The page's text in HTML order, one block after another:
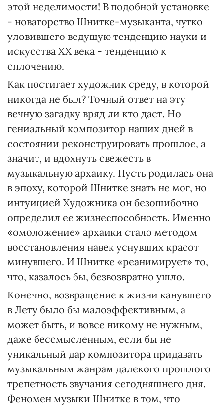
этой неделимости! В подобной установке
- новаторство Шнитке-музыканта, чутко
уловившего ведущую тенденцию науки и
искусства XX века - тенденцию к
сплочению.
Как постигает художник среду, в которой
никогда не был? Точный ответ на эту
вечную загадку вряд ли кто даст. Но
гениальный композитор наших дней в
состоянии реконструировать прошлое, а
значит, и вдохнуть свежесть в
музыкальную архаику. Пусть родилась она
в эпоху, которой Шнитке знать не мог, но
интуицией Художника он безошибочно
определил ее жизнеспособность. Именно
«омоложение» архаики стало методом
восстановления навек уснувших красот
минувшего. И Шнитке «реанимирует» то,
что, казалось бы, безвозвратно ушло.
Конечно, возвращение к жизни канувшего
в Лету было бы малоэффективным, а
может быть, и вовсе никому не нужным,
даже бессмысленным, если бы не
уникальный дар композитора придавать
музыкальным жанрам далекого прошлого
трепетность звучания сегодняшнего дня.
Феномен музыки Шнитке в том, что